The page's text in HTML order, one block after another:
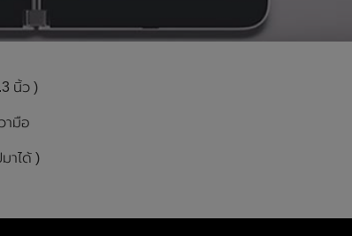
นิ้ว )
ามือ
าได้ )